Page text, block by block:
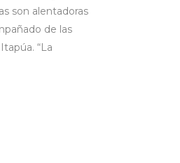
son alentadoras
de las
“La